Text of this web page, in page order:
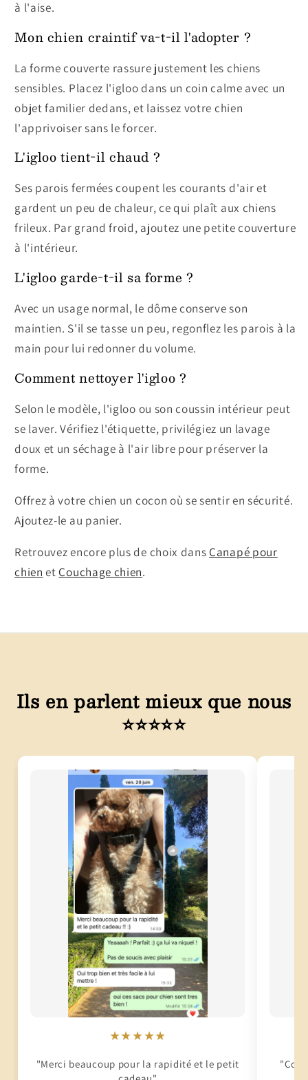
à l'aise.
Mon chien craintif va-t-il l'adopter ?
La forme couverte rassure justement les chiens
sensibles. Placez l'igloo dans un coin calme avec un
objet familier dedans, et laissez votre chien
l'apprivoiser sans le forcer.
L'igloo tient-il chaud ?
Ses parois fermées coupent les courants d'air et
gardent un peu de chaleur, ce qui plaît aux chiens
frileux. Par grand froid, ajoutez une petite couverture
à l'intérieur.
L'igloo garde-t-il sa forme ?
Avec un usage normal, le dôme conserve son
maintien. S'il se tasse un peu, regonflez les parois à la
main pour lui redonner du volume.
Comment nettoyer l'igloo ?
Selon le modèle, l'igloo ou son coussin intérieur peut
se laver. Vérifiez l'étiquette, privilégiez un lavage
doux et un séchage à l'air libre pour préserver la
forme.
Offrez à votre chien un cocon où se sentir en sécurité.
Ajoutez-le au panier.
Retrouvez encore plus de choix dans Canapé pour
chien et Couchage chien.
Ils en parlent mieux que nous
⭐⭐⭐⭐⭐
★★★★★
"Merci beaucoup pour la rapidité et le petit